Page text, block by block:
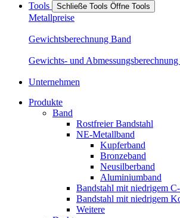
Tools
Schließe Tools Öffne Tools
Metallpreise
Gewichtsberechnung Band
Gewichts- und
Unternehmen
Produkte
Band
Rostfreier Bandstahl
NE-Metallband
Kupferband
Bronzeband
Neusilberband
Aluminiumband
Bandstahl mit niedrigem
Bandstahl mit niedrigem
Weitere